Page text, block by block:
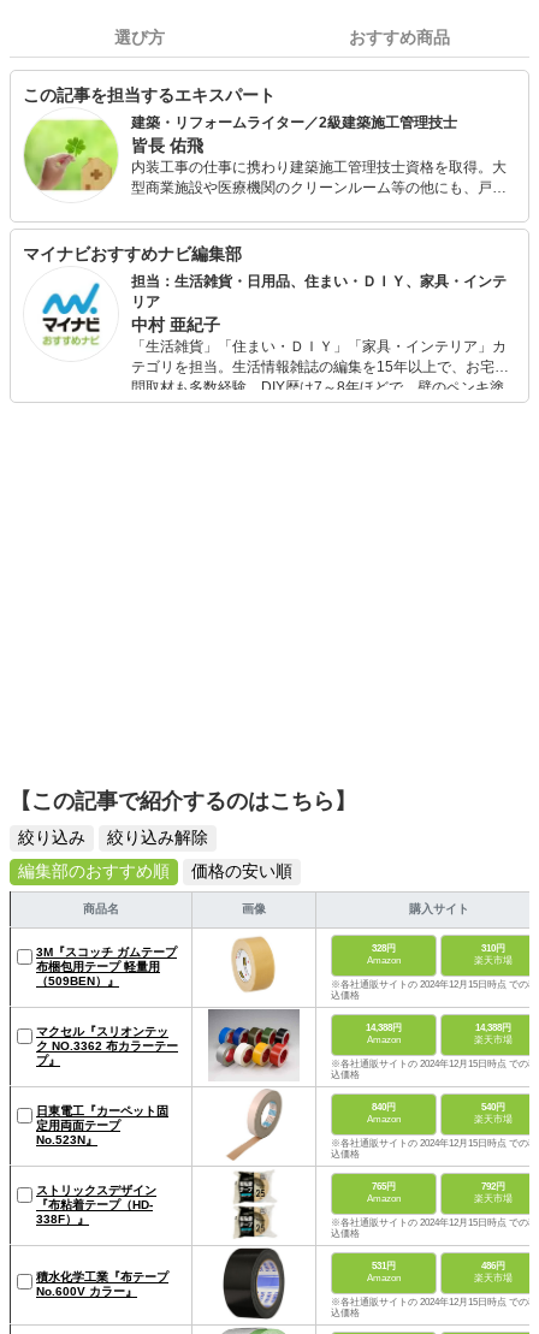
選び方 おすすめ商品
この記事を担当するエキスパート
建築・リフォームライター／2級建築施工管理技士
皆長 佑飛
内装工事の仕事に携わり建築施工管理技士資格を取得。大
型商業施設や医療機関のクリーンルーム等の他にも、戸建
ームの他にも、なかなか一般的には分かりづらい断熱や内
壁、外壁のリフォームについてのアドバイスや執筆も行っ
ています。葬儀会社で勤務経験があり、数珠の使用および
仏具店への発注など深い知見があります。 また、福祉住環
境コーディネーターの資格を取得し、今後も需要の高いバ
リアフリー住宅やリフォームについての解説や執筆等も行
っております。
マイナビおすすめナビ編集部
担当：生活雑貨・日用品、住まい・ＤＩＹ、家具・インテ
リア
中村 亜紀子
「生活雑貨」「住まい・ＤＩＹ」「家具・インテリア」カ
テゴリを担当。生活情報雑誌の編集を15年以上で、お宅訪
問取材も多数経験。DIY歴は7～8年ほどで、壁のペンキ塗
りや壁紙チェンジなどもチャレンジ済み。初心者でもモノ
【この記事で紹介するのはこちら】
絞り込み
絞り込み解除
編集部のおすすめ順
価格の安い順
商品名 画像 購入サイト
3M『スコッチ ガムテープ
布梱包用テープ 軽量用
（509BEN）』
328円
Amazon
310円
楽天市場
※各社通販サイトの 2024年12月15日時点 での税
込価格
マクセル『スリオンテッ
ク NO.3362 布カラーテー
プ』
14,388円
Amazon
14,388円
楽天市場
※各社通販サイトの 2024年12月15日時点 での税
込価格
日東電工『カーペット固
定用両面テープ
No.523N』
840円
Amazon
540円
楽天市場
※各社通販サイトの 2024年12月15日時点 での税
込価格
ストリックスデザイン
『布粘着テープ（HD-
338F）』
765円
Amazon
792円
楽天市場
※各社通販サイトの 2024年12月15日時点 での税
込価格
積水化学工業『布テープ
No.600V カラー』
531円
Amazon
486円
楽天市場
※各社通販サイトの 2024年12月15日時点 での税
込価格